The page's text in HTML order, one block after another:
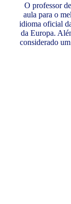
O professor
aula para o
idioma oficial
da Europa.
considerado